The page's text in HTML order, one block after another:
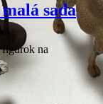
sada
figúrok na